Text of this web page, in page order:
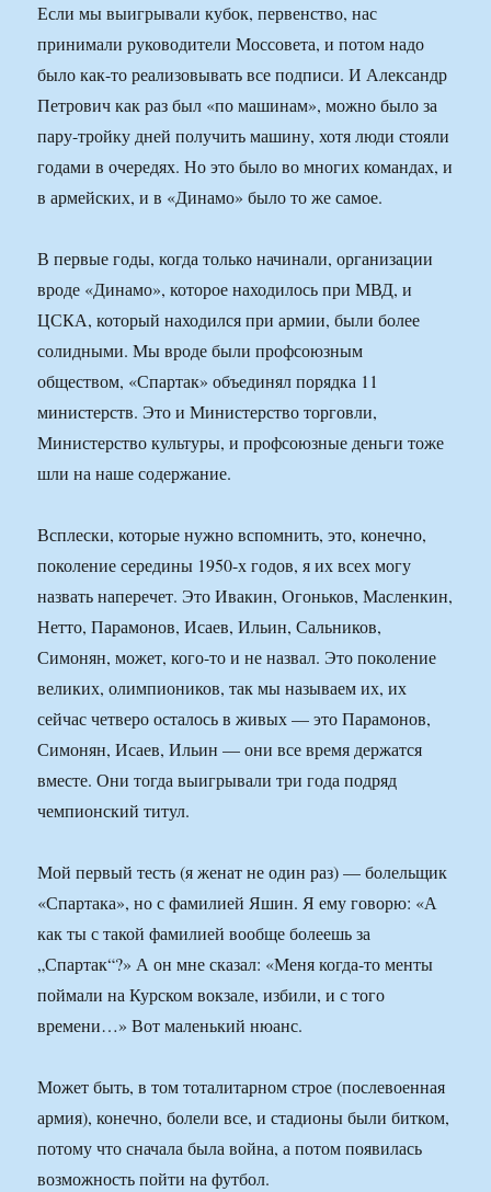
Если мы выигрывали кубок, первенство, нас
принимали руководители Моссовета, и потом надо
было как-то реализовывать все подписи. И Александр
Петрович как раз был «по машинам», можно было за
пару-тройку дней получить машину, хотя люди стояли
годами в очередях. Но это было во многих командах, и
в армейских, и в «Динамо» было то же самое.
В первые годы, когда только начинали, организации
вроде «Динамо», которое находилось при МВД, и
ЦСКА, который находился при армии, были более
солидными. Мы вроде были профсоюзным
обществом, «Спартак» объединял порядка 11
министерств. Это и Министерство торговли,
Министерство культуры, и профсоюзные деньги тоже
шли на наше содержание.
Всплески, которые нужно вспомнить, это, конечно,
поколение середины 1950-х годов, я их всех могу
назвать наперечет. Это Ивакин, Огоньков, Масленкин,
Нетто, Парамонов, Исаев, Ильин, Сальников,
Симонян, может, кого-то и не назвал. Это поколение
великих, олимпиоников, так мы называем их, их
сейчас четверо осталось в живых — это Парамонов,
Симонян, Исаев, Ильин — они все время держатся
вместе. Они тогда выигрывали три года подряд
чемпионский титул.
Мой первый тесть (я женат не один раз) — болельщик
«Спартака», но с фамилией Яшин. Я ему говорю: «А
как ты с такой фамилией вообще болеешь за
„Спартак“?» А он мне сказал: «Меня когда-то менты
поймали на Курском вокзале, избили, и с того
времени…» Вот маленький нюанс.
Может быть, в том тоталитарном строе (послевоенная
армия), конечно, болели все, и стадионы были битком,
потому что сначала была война, а потом появилась
возможность пойти на футбол.